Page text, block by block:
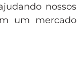
nossos
um mercado